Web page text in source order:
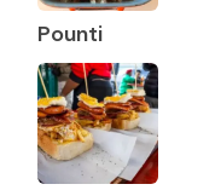
Pounti